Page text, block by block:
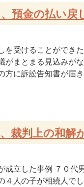
預金の払い戻
受けることができ
まとまる見込みが
に訴訟告知書が届
裁判上の和解
成立した事例 ７０
４人の子が相続人